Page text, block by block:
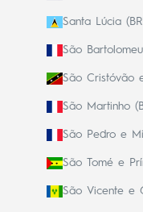
Santa Lúcia
São
São Cristóvão
São Martinho
São Pedro e
São Tomé e
São Vicente e